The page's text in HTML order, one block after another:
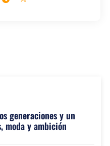
generaciones y un
moda y ambición